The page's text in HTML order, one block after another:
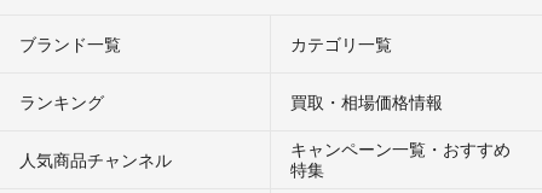
ブランド一覧 カテゴリ一覧
ランキング 買取・相場価格情報
人気商品チャンネル
キャンペーン一覧・おすすめ
特集